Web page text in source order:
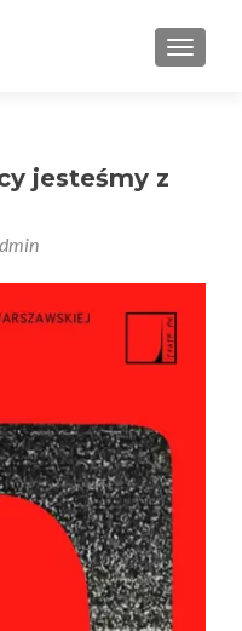
jesteśmy z